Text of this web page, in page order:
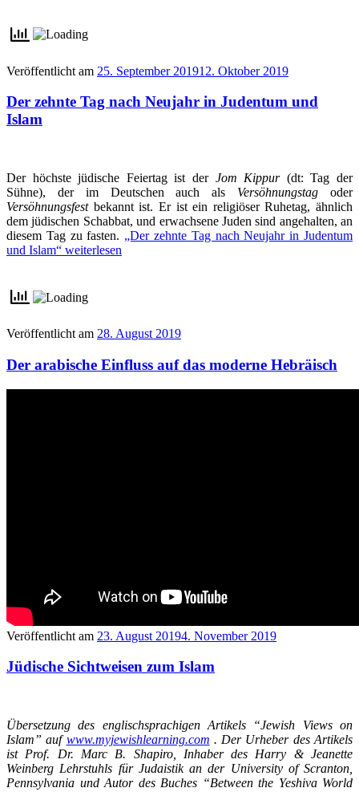
Veröffentlicht am 25. September 201912. Oktober 2019
Der zehnte Tag nach Neujahr in Judentum und
Islam
Der höchste jüdische Feiertag ist der Jom Kippur(dt: Tag der
Sühne), der im Deutschen auch als Versöhnungstag oder
Versöhnungsfestbekannt ist. Er ist ein religiöser Ruhetag, ähnlich
dem jüdischen Schabbat, und erwachsene Juden sind angehalten, an
diesem Tag zu fasten. „Der zehnte Tag nach Neujahr in Judentum
und Islam“ weiterlesen
Veröffentlicht am 28. August 2019
Der arabische Einfluss auf das moderne Hebräisch
Veröffentlicht am 23. August 20194. November 2019
Jüdische Sichtweisen zum Islam
Übersetzung des englischsprachigen Artikels “Jewish Views on
Islam” aufwww.myjewishlearning.com . Der Urheber des Artikels
ist Prof. Dr. Marc B. Shapiro, Inhaber des Harry & Jeanette
Weinberg Lehrstuhls für Judaistik an der University of Scranton,
Pennsylvania und Autor des Buches “Between the Yeshiva World